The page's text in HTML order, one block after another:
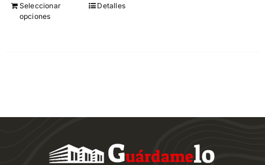
Seleccionar
opciones
Este
se
elegir
Detalles